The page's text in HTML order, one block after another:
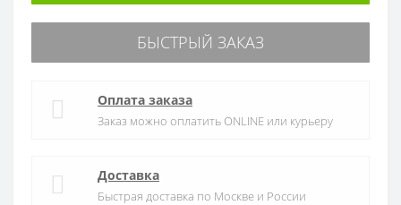
БЫСТРЫЙ ЗАКАЗ
Оплата заказа
Заказ можно оплатить ONLINE или курьеру
Доставка
Быстрая доставка по Москве и России